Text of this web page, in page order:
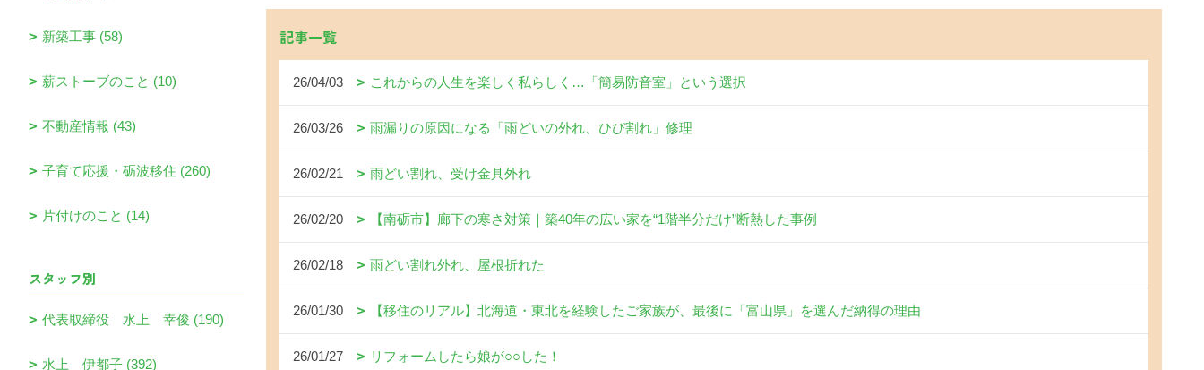
記事一覧
26/04/03 これからの人生を楽しく私らしく…「簡易防音室」という選択
26/03/26 雨漏りの原因になる「雨どいの外れ、ひび割れ」修理
26/02/21 雨どい割れ、受け金具外れ
26/02/20 【南砺市】廊下の寒さ対策｜築40年の広い家を“1階半分だけ”断熱した事例
26/02/18 雨どい割れ外れ、屋根折れた
26/01/30 【移住のリアル】北海道・東北を経験したご家族が、最後に「富山県」を選んだ納得の理由
26/01/27 リフォームしたら娘が○○した！
新築工事 (58)
薪ストーブのこと (10)
不動産情報 (43)
子育て応援・砺波移住 (260)
片付けのこと (14)
スタッフ別
代表取締役 水上 幸俊 (190)
水上 伊都子 (392)